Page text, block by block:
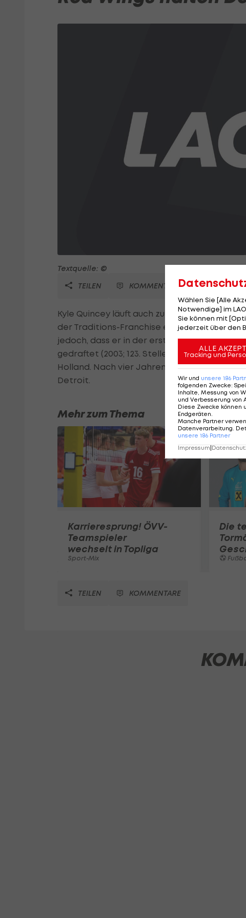
Textquelle: ©
TEILEN
KOMMENTARE
Kyle Quincey läuft auch zukünftig für die
der Traditions-Franchise einen Zweijahres-
jedoch, dass er in der ersten Saison 3,55 und
gedraftet (2003; 123. Stelle), er entwickelte
Holland. Nach vier Jahren in L.A. und
Detroit.
Mehr zum Thema
Karrieresprung! ÖVV-
Teamspieler
wechselt in Topliga
Sport-Mix
Die
TEILEN KOMMENTARE
Wählen Sie [Alle
Notwendige] im
Sie können mit
jederzeit über den
ALLE
Tracking und
Wir und unsere 186
folgenden Zwecke:
Inhalte, Messung von
und Verbesserung von
Diese Zwecke können
Endgeräten
Manche Partner
Datenverarbeitung.
unsere 186 Partner
Impressum|